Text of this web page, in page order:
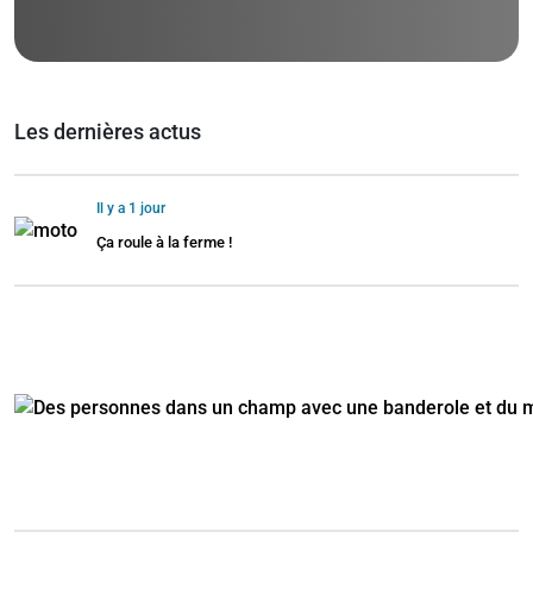
Les dernières actus
Il y a 1 jour
Ça roule à la ferme !